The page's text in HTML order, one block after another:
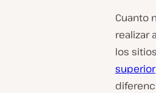
Cuanto
realizar
los
superior